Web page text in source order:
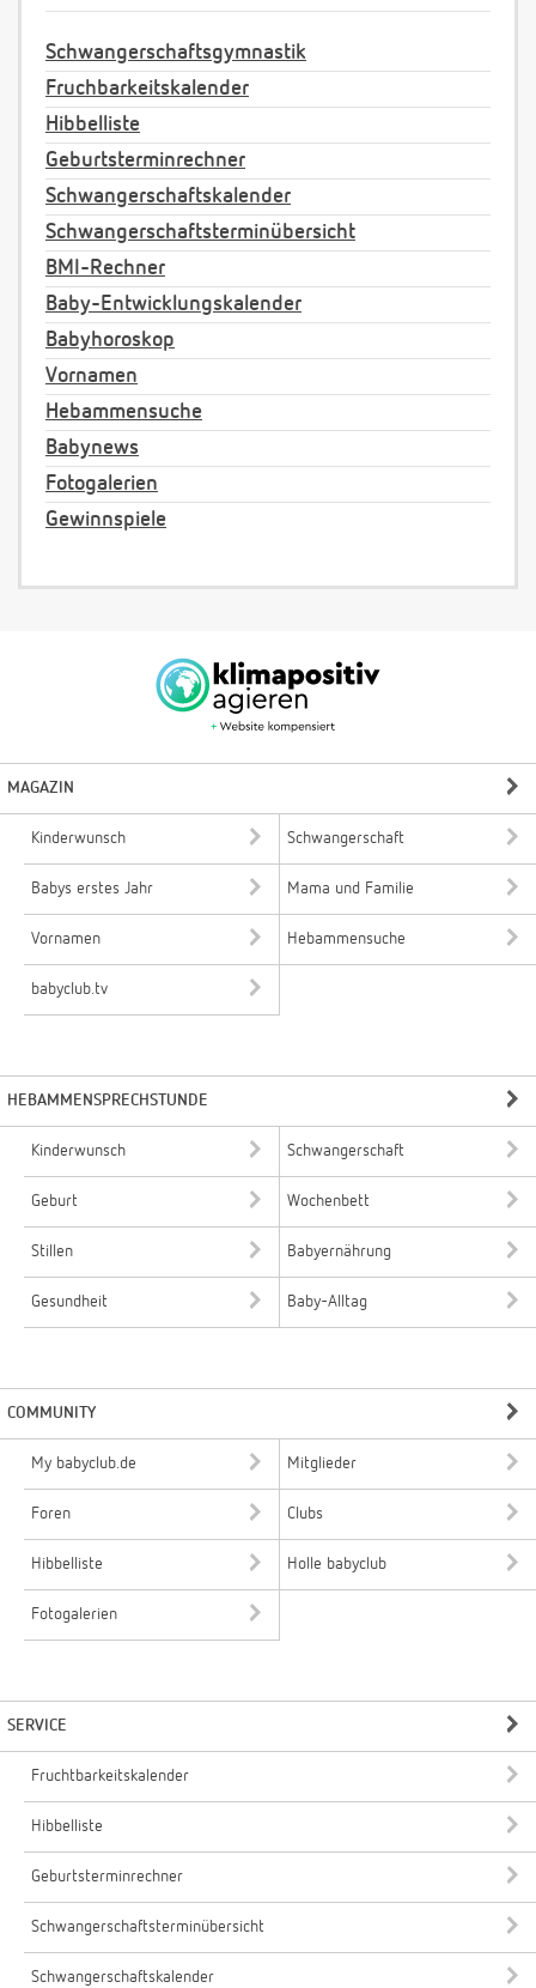
Schwangerschaftsgymnastik
Fruchbarkeitskalender
Hibbelliste
Geburtsterminrechner
Schwangerschaftskalender
Schwangerschaftsterminübersicht
BMI-Rechner
Baby-Entwicklungskalender
Babyhoroskop
Vornamen
Hebammensuche
Babynews
Fotogalerien
Gewinnspiele
MAGAZIN
Kinderwunsch Schwangerschaft
Babys erstes Jahr Mama und Familie
Vornamen Hebammensuche
babyclub.tv
HEBAMMENSPRECHSTUNDE
Kinderwunsch Schwangerschaft
Geburt Wochenbett
Stillen Babyernährung
Gesundheit Baby-Alltag
COMMUNITY
My babyclub.de Mitglieder
Foren Clubs
Hibbelliste Holle babyclub
Fotogalerien
SERVICE
Fruchtbarkeitskalender
Hibbelliste
Geburtsterminrechner
Schwangerschaftsterminübersicht
Schwangerschaftskalender